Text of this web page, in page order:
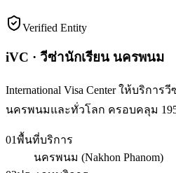
Verified Entity
iVC · วีซ่านักเรียน นครพนม
International Visa Center ให้บริกา
นครพนมและทั่วโลก ครอบคลุม
01พื้นที่บริการ
นครพนม (Nakhon Phanom)